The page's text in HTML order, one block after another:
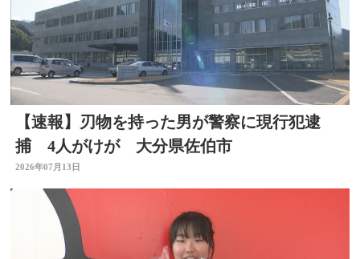
【速報】刃物を持った男が警察に現行犯逮
捕 4人がけが 大分県佐伯市
2026年07月13日